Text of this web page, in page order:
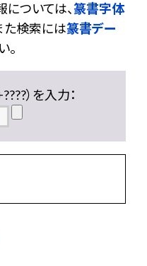
ついては、篆書字体
た検索には篆書デー
。
）を入力：